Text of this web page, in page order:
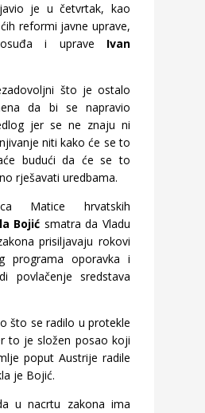
je u četvrtak, kao
reformi javne uprave,
i uprave Ivan
što je ostalo
da bi se napravio
jer se ne znaju ni
niti kako će se to
budući da će se to
rješavati uredbama.
Matice hrvatskih
Bojić smatra da Vladu
prisiljavaju rokovi
programa oporavka i
povlačenje sredstava
što se radilo u protekle
to je složen posao koji
poput Austrije radile
je Bojić.
u nacrtu zakona ima